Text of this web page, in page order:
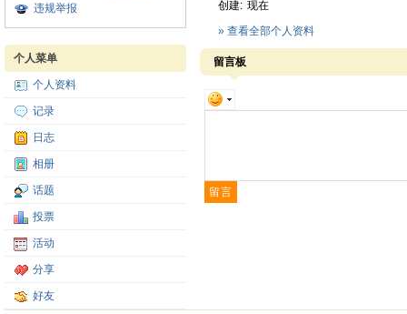
违规举报
个人菜单
个人资料
记录
日志
相册
话题
投票
活动
分享
好友
创建: 现在
» 查看全部个人资料
留言板